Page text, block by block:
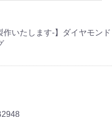
作いたします-】ダイヤモンド